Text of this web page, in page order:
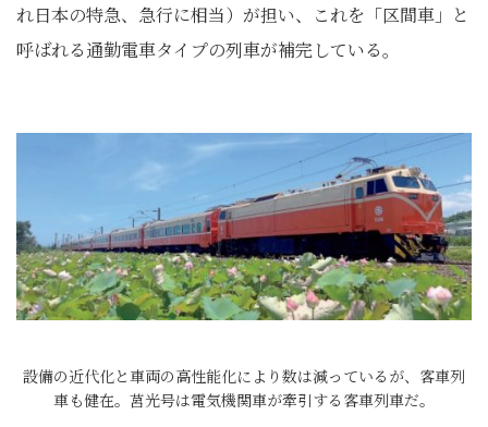
れ日本の特急、急行に相当）が担い、これを「区間車」と
呼ばれる通勤電車タイプの列車が補完している。
設備の近代化と車両の高性能化により数は減っているが、客車列
車も健在。莒光号は電気機関車が牽引する客車列車だ。